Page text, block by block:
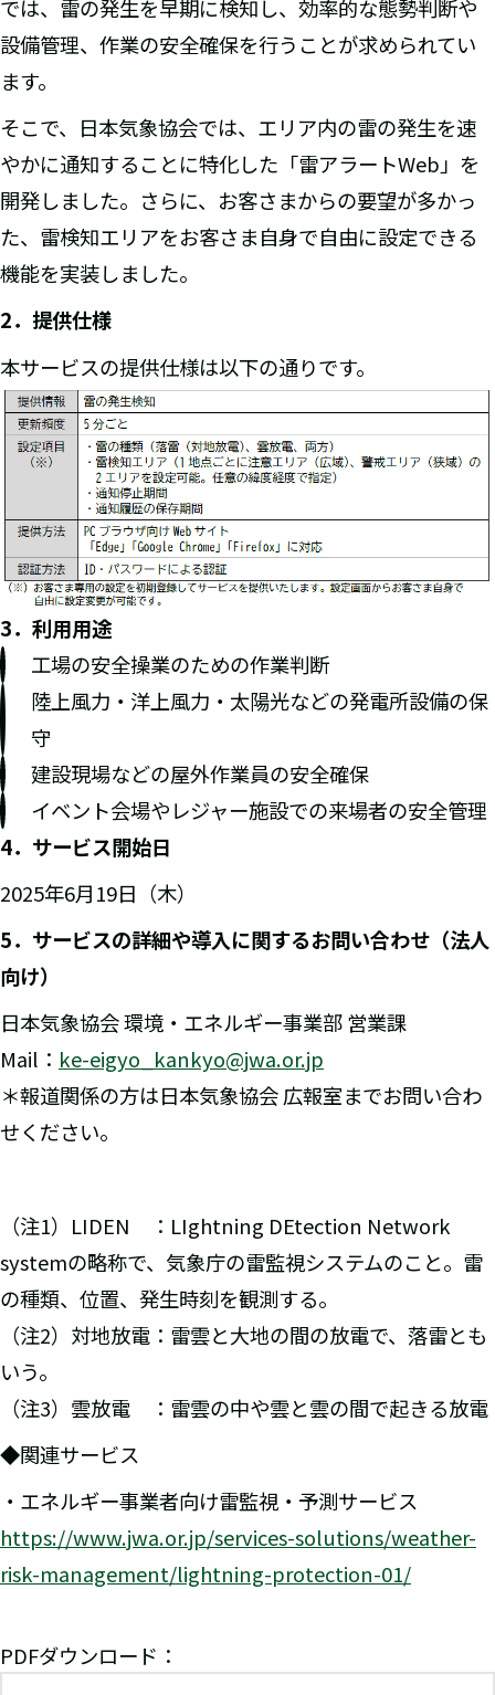
では、雷の発生を早期に検知し、効率的な態勢判断や
設備管理、作業の安全確保を行うことが求められてい
ます。
そこで、日本気象協会では、エリア内の雷の発生を速
やかに通知することに特化した「雷アラートWeb」を
開発しました。さらに、お客さまからの要望が多かっ
た、雷検知エリアをお客さま自身で自由に設定できる
機能を実装しました。
2．提供仕様
本サービスの提供仕様は以下の通りです。
3．利用用途
工場の安全操業のための作業判断
陸上風力・洋上風力・太陽光などの発電所設備の保
守
建設現場などの屋外作業員の安全確保
イベント会場やレジャー施設での来場者の安全管理
4．サービス開始日
2025年6月19日（木）
5．サービスの詳細や導入に関するお問い合わせ（法人
向け）
日本気象協会 環境・エネルギー事業部 営業課
Mail： ke-eigyo_kankyo@jwa.or.jp
＊報道関係の方は日本気象協会 広報室までお問い合わ
せください。
（注1）LIDEN ：LIghtning DEtection Network
systemの略称で、気象庁の雷監視システムのこと。雷
の種類、位置、発生時刻を観測する。
（注2）対地放電：雷雲と大地の間の放電で、落雷とも
いう。
（注3）雲放電 ：雷雲の中や雲と雲の間で起きる放電
◆関連サービス
・エネルギー事業者向け雷監視・予測サービス
https://www.jwa.or.jp/services-solutions/weather-
risk-management/lightning-protection-01/
PDFダウンロード：